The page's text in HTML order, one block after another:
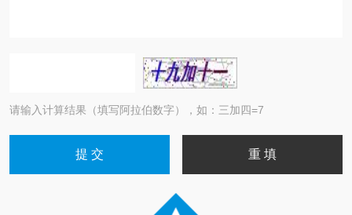
请输入计算结果（填写阿拉伯数字），如：三加四=7